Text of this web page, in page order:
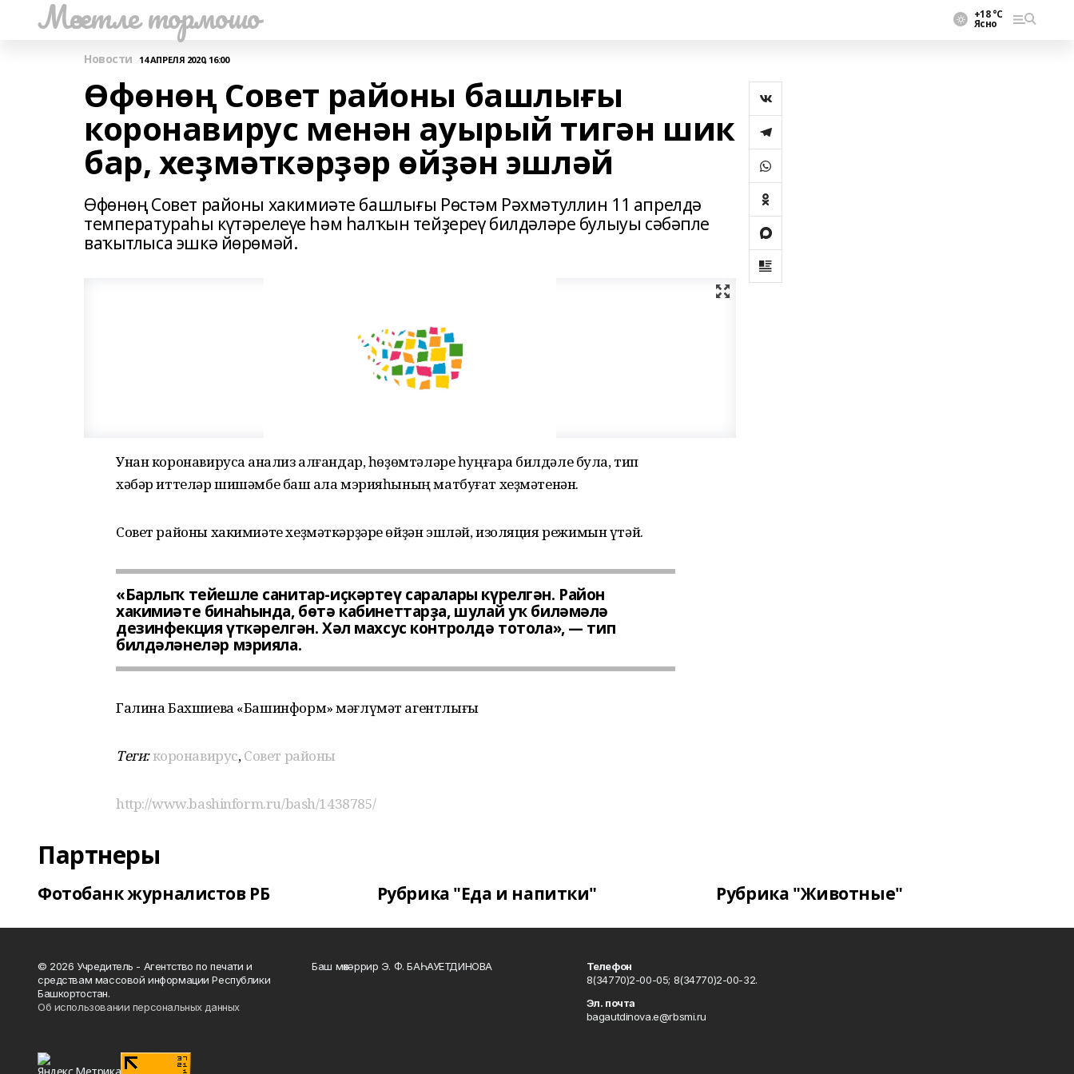
Мәсетле тормошо +18 °С
Ясно
Новости 14 АПРЕЛЯ 2020, 16:00
Өфөнөң Совет районы башлығы
коронавирус менән ауырый тигән шик
бар, хеҙмәткәрҙәр өйҙән эшләй
Өфөнөң Совет районы хакимиәте башлығы Рөстәм Рәхмәтуллин 11 апрелдә
температураһы күтәрелеүе һәм һалҡын тейҙереү билдәләре булыуы сәбәпле
ваҡытлыса эшкә йөрөмәй.
Унан коронавирусҡа анализ алғандар, һөҙөмтәләре һуңғараҡ билдәле була, тип
хәбәр иттеләр шишәмбе баш ҡала мэрияһының матбуғат хеҙмәтенән.
Совет районы хакимиәте хеҙмәткәрҙәре өйҙән эшләй, изоляция режимын үтәй.
«Барлыҡ тейешле санитар-иҫкәртеү саралары күрелгән. Район
хакимиәте бинаһында, бөтә кабинеттарҙа, шулай уҡ биләмәлә
дезинфекция үткәрелгән. Хәл махсус контролдә тотола», — тип
билдәләнеләр мэрияла.
Галина Бахшиева «Башинформ» мәғлүмәт агентлығы
Теги:коронавирус,Совет районы
http://www.bashinform.ru/bash/1438785/
Партнеры
Фотобанк журналистов РБ Рубрика "Еда и напитки" Рубрика "Животные"
© 2026 Учредитель - Агентство по печати и
средствам массовой информации Республики
Башкортостан.
Об использовании персональных данных
Баш мөхәррир Э. Ф. БАҺАУЕТДИНОВА
Телефон
8(34770)2-00-05; 8(34770)2-00-32.
Эл. почта
bagautdinova.e@rbsmi.ru